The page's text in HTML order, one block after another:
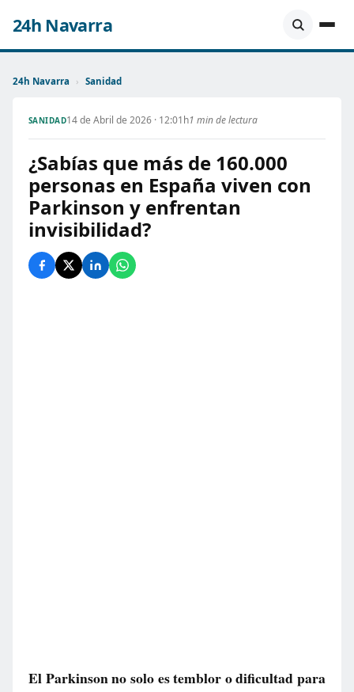
24h Navarra
24h Navarra › Sanidad
SANIDAD14 de Abril de 2026 · 12:01h1 min de lectura
¿Sabías que más de 160.000
personas en España viven con
Parkinson y enfrentan
invisibilidad?
El Parkinson no solo es temblor o dificultad para